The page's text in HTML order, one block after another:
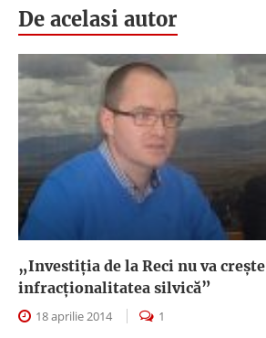
De acelasi autor
„Investiţia de la Reci nu va creşte
infracţionalitatea silvică”
18 aprilie 2014 1